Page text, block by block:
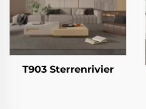
T903 Sterrenrivier